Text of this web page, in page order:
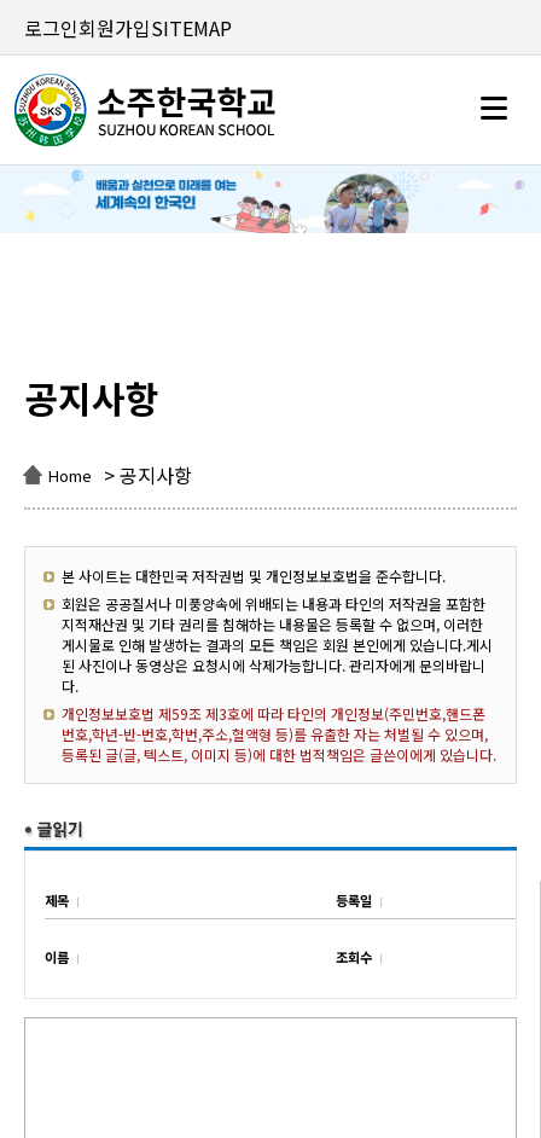
로그인회원가입SITEMAP
공지사항
Home > 공지사항
본 사이트는 대한민국 저작권법 및 개인정보보호법을 준수합니다.
회원은 공공질서나 미풍양속에 위배되는 내용과 타인의 저작권을 포함한
지적재산권 및 기타 권리를 침해하는 내용물은 등록할 수 없으며, 이러한
게시물로 인해 발생하는 결과의 모든 책임은 회원 본인에게 있습니다.게시
된 사진이나 동영상은 요청시에 삭제가능합니다. 관리자에게 문의바랍니
다.
개인정보보호법 제59조 제3호에 따라 타인의 개인정보(주민번호,핸드폰
번호,학년-반-번호,학번,주소,혈액형 등)를 유출한 자는 처벌될 수 있으며,
등록된 글(글, 텍스트, 이미지 등)에 대한 법적책임은 글쓴이에게 있습니다.
제목 등록일
이름 조회수